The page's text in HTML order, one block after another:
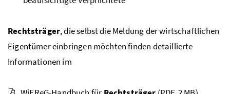
Rechtsträger, die selbst die Meldung der wirtschaftlichen
Eigentümer einbringen möchten finden detaillierte
Informationen im